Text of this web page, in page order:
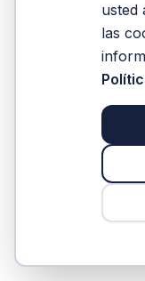
usted
las